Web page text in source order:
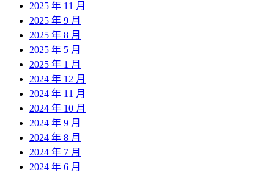
2025 年 11 月
2025 年 9 月
2025 年 8 月
2025 年 5 月
2025 年 1 月
2024 年 12 月
2024 年 11 月
2024 年 10 月
2024 年 9 月
2024 年 8 月
2024 年 7 月
2024 年 6 月